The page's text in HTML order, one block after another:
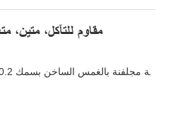
مقاوم للتآكل، متين،